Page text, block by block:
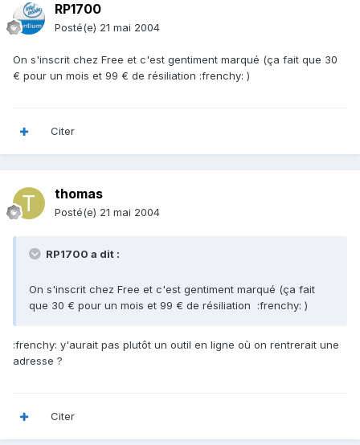
RP1700
Posté(e) 21 mai 2004
On s'inscrit chez Free et c'est gentiment marqué (ça fait que 30
€ pour un mois et 99 € de résiliation :frenchy: )
Citer
thomas
Posté(e) 21 mai 2004
RP1700 a dit :
On s'inscrit chez Free et c'est gentiment marqué (ça fait
que 30 € pour un mois et 99 € de résiliation :frenchy: )
:frenchy: y'aurait pas plutôt un outil en ligne où on rentrerait une
adresse ?
Citer